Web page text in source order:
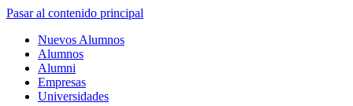
Pasar al contenido principal
Nuevos Alumnos
Alumnos
Alumni
Empresas
Universidades